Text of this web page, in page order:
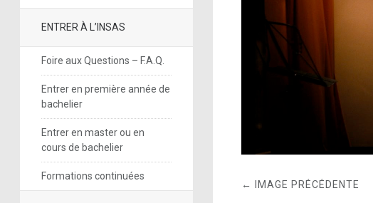
ENTRER À L’INSAS
Foire aux Questions – F.A.Q.
Entrer en première année de
bachelier
Entrer en master ou en
cours de bachelier
Formations continuées
← IMAGE PRÉCÉDENTE